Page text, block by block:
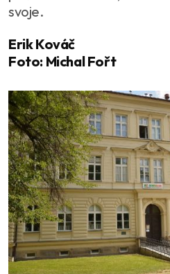
svoje.
Erik Kováč
Foto: Michal Fořt